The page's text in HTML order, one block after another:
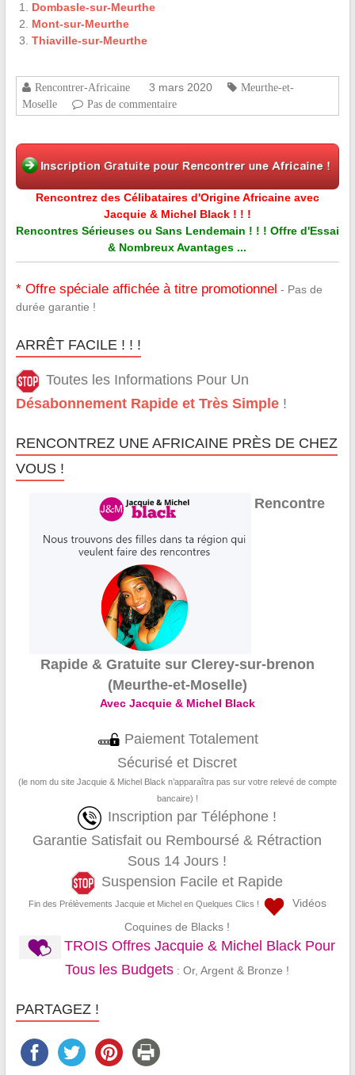
Dombasle-sur-Meurthe
Mont-sur-Meurthe
Thiaville-sur-Meurthe
Rencontrer-Africaine 3 mars 2020
Meurthe-et-
Moselle
Pas de commentaire
Rencontrez des Célibataires d'Origine Africaine avec
Jacquie & Michel Black ! ! !
Rencontres Sérieuses ou Sans Lendemain ! ! ! Offre d'Essai
& Nombreux Avantages ...
* Offre spéciale affichée à titre promotionnel - Pas de
durée garantie !
ARRÊT FACILE ! ! !
Toutes les Informations Pour Un
Désabonnement Rapide et Très Simple!
RENCONTREZ UNE AFRICAINE PRÈS DE CHEZ
VOUS !
Rencontre
Rapide & Gratuite sur Clerey-sur-brenon
(Meurthe-et-Moselle)
Avec Jacquie & Michel Black
Paiement Totalement
Sécurisé et Discret
(le nom du site Jacquie & Michel Black n’apparaîtra pas sur votre relevé de compte
bancaire) !
Inscription par Téléphone !
Garantie Satisfait ou Remboursé & Rétraction
Sous 14 Jours !
Suspension Facile et Rapide
Fin des Prélèvements Jacquie et Michel en Quelques Clics !
Vidéos
Coquines de Blacks !
TROIS Offres Jacquie & Michel Black Pour
Tous les Budgets : Or, Argent & Bronze !
PARTAGEZ !